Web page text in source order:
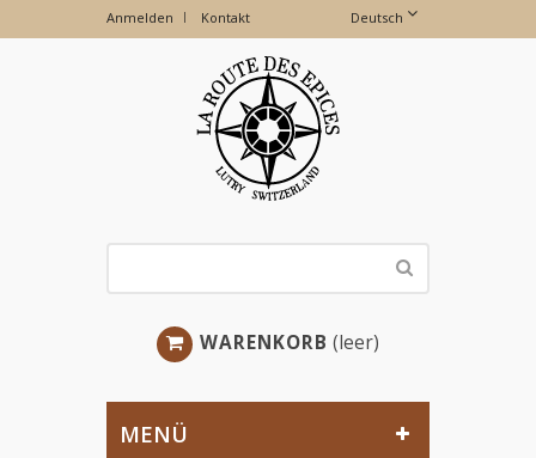
Anmelden Deutsch
Kontakt
WARENKORB (leer)
MENÜ